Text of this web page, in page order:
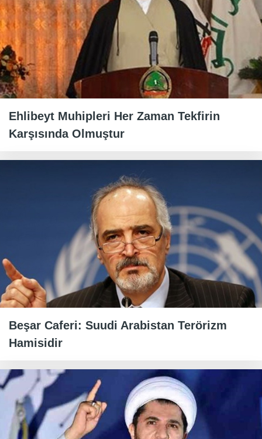
Ehlibeyt Muhipleri Her Zaman Tekfirin
Karşısında Olmuştur
Beşar Caferi: Suudi Arabistan Terörizm
Hamisidir